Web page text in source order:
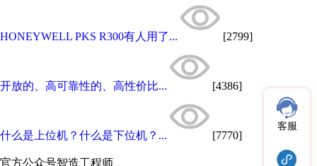
HONEYWELL PKS R300有人用了... [2799]
开放的、高可靠性的、高性价比... [4386]
什么是上位机？什么是下位机？... [7770]
官方公众号智造工程师
客服